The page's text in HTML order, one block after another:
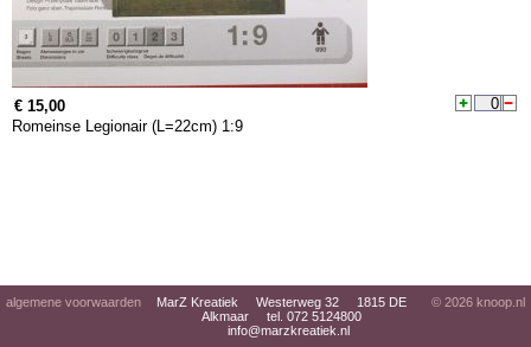
€ 15,00
Romeinse Legionair (L=22cm) 1:9
algemene voorwaarden
MarZ Kreatiek Westerweg 32 1815 DE
Alkmaar tel. 072 5124800
info@marzkreatiek.nl
© 2026 knoop.nl